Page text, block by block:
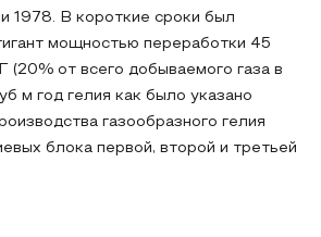
1978. В короткие сроки был
мощностью переработки 45
(20% от всего добываемого газа в
м год гелия как было указано
газообразного гелия
блока первой, второй и третьей